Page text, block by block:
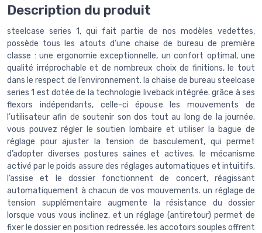
Description du produit
steelcase series 1, qui fait partie de nos modèles vedettes,
possède tous les atouts d’une chaise de bureau de première
classe : une ergonomie exceptionnelle, un confort optimal, une
qualité irréprochable et de nombreux choix de finitions, le tout
dans le respect de l’environnement. la chaise de bureau steelcase
series 1 est dotée de la technologie liveback intégrée. grâce à ses
flexors indépendants, celle-ci épouse les mouvements de
l’utilisateur afin de soutenir son dos tout au long de la journée.
vous pouvez régler le soutien lombaire et utiliser la bague de
réglage pour ajuster la tension de basculement, qui permet
d’adopter diverses postures saines et actives. le mécanisme
activé par le poids assure des réglages automatiques et intuitifs.
l’assise et le dossier fonctionnent de concert, réagissant
automatiquement à chacun de vos mouvements. un réglage de
tension supplémentaire augmente la résistance du dossier
lorsque vous vous inclinez, et un réglage (antiretour) permet de
fixer le dossier en position redressée. les accotoirs souples offrent